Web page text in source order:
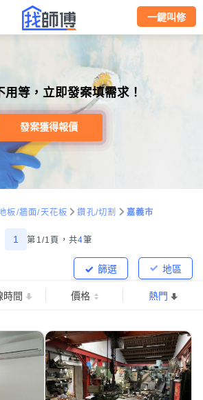
一鍵叫修
用等，立即發案填需求！
發案獲得報價
板/牆面/天花板 鑽孔/切割 嘉義市
1 第1/1頁， 共4筆
地區
篩選
時間 價格 熱門